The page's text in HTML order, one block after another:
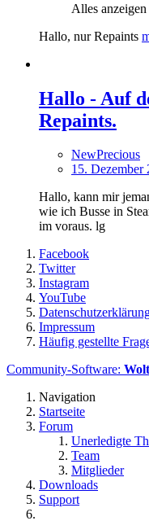
Alles anzeigen
Hallo, nur Repaints
Hallo - Auf
Repaints.
NewPrecious
15. Dezember
Hallo, kann mir
wie ich Busse in
im voraus. lg
Facebook
Twitter
Instagram
YouTube
Impressum
Häufig gestellte
Community-Software:
Navigation
Startseite
Forum
Unerledigte
Team
Mitglieder
Downloads
Support